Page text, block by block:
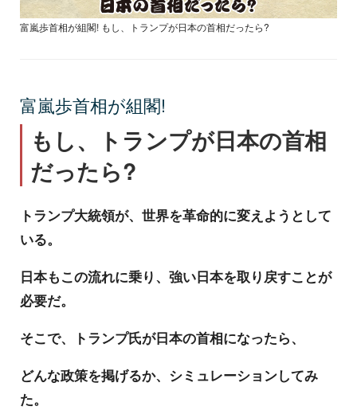
富嵐歩首相が組閣! もし、トランプが日本の首相だったら?
富嵐歩首相が組閣!
もし、トランプが日本の首相
だったら?
トランプ大統領が、世界を革命的に変えようとして
いる。
日本もこの流れに乗り、強い日本を取り戻すことが
必要だ。
そこで、トランプ氏が日本の首相になったら、
どんな政策を掲げるか、シミュレーションしてみ
た。